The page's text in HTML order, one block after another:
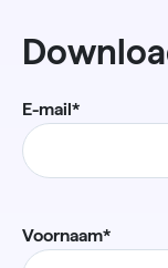
E-mail*
Voornaam*